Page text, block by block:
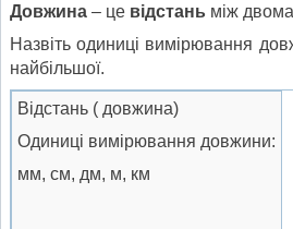
Довжина – це відстань між
Назвіть одиниці вимірювання
найбільшої.
Відстань ( довжина)
Одиниці вимірювання довжини:
мм, см, дм, м, км